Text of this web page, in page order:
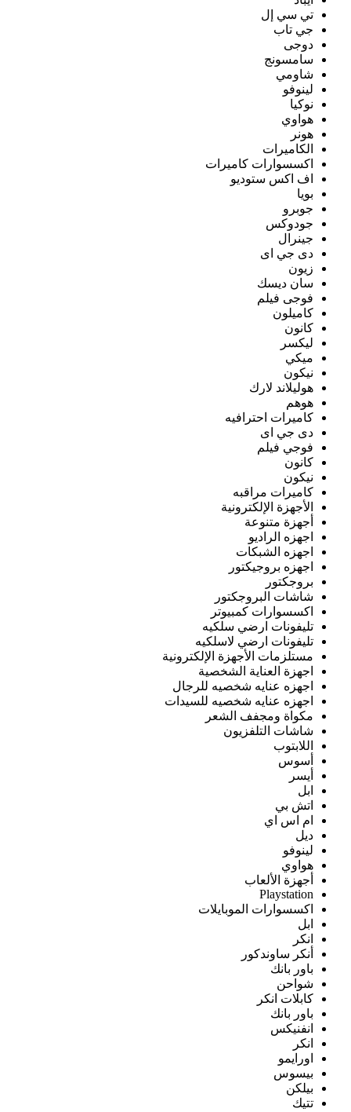
تي سي إل
جي تاب
دوجى
سامسونج
شاومي
لينوفو
نوكيا
هواوي
هونر
الكاميرات
اكسسوارات كاميرات
اف اكس ستوديو
بويا
جوبرو
جودوكس
جينرال
دى جي اى
زيون
سان ديسك
فوجى فيلم
كاميلون
كانون
ليكسر
ميكي
نيكون
هوليلاند لارك
هوهم
كاميرات احترافيه
دى جي اى
فوجي فيلم
كانون
نيكون
كاميرات مراقبه
الأجهزة الإلكترونية
أجهزة متنوعة
اجهزه الراديو
اجهزه الشبكات
اجهزه بروجيكتور
بروجكتور
شاشات البروجكتور
اكسسوارات كمبيوتر
تليفونات ارضي سلكيه
تليفونات ارضي لاسلكيه
مستلزمات الأجهزة الإلكترونية
اجهزة العناية الشخصية
اجهزه عنايه شخصيه للرجال
اجهزه عنايه شخصيه للسيدات
مكواة ومجفف الشعر
شاشات التلفزيون
اللابتوب
أسوس
أيسر
ابل
اتش بي
ام اس اي
ديل
لينوفو
هواوي
أجهزة الألعاب
Playstation
اكسسوارات الموبايلات
ابل
انكر
أنكر ساوندكور
باور بانك
شواحن
كابلات انكر
باور بانك
انفنيكس
انكر
اورايمو
بيسوس
بيلكن
تتيك